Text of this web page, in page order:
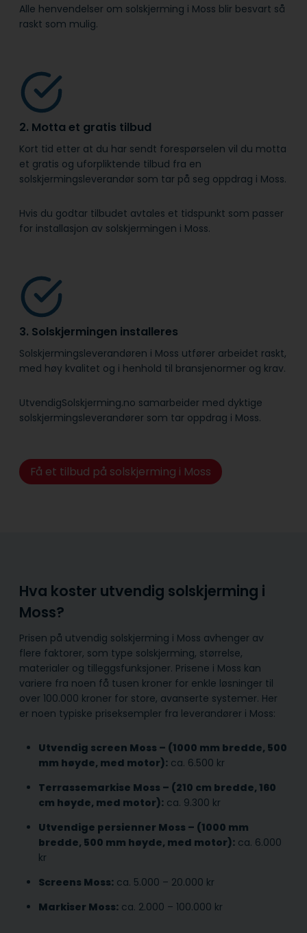
Alle henvendelser om solskjerming i Moss blir besvart så
raskt som mulig.
2. Motta et gratis tilbud
Kort tid etter at du har sendt forespørselen vil du motta
et gratis og uforpliktende tilbud fra en
solskjermingsleverandør som tar på seg oppdrag i Moss.
Hvis du godtar tilbudet avtales et tidspunkt som passer
for installasjon av solskjermingen i Moss.
3. Solskjermingen installeres
Solskjermingsleverandøren i Moss utfører arbeidet raskt,
med høy kvalitet og i henhold til bransje­normer og krav.
UtvendigSolskjerming.no samarbeider med dyktige
solskjermingsleverandører som tar oppdrag i Moss.
Få et tilbud på solskjerming i Moss
Hva koster utvendig solskjerming i
Moss?
Prisen på utvendig solskjerming i Moss avhenger av
flere faktorer, som type solskjerming, størrelse,
materialer og tilleggsfunksjoner. Prisene i Moss kan
variere fra noen få tusen kroner for enkle løsninger til
over 100.000 kroner for store, avanserte systemer. Her
er noen typiske priseksempler fra leverandører i Moss:
Utvendig screen Moss – (1000 mm bredde, 500
mm høyde, med motor): ca. 6.500 kr
Terrassemarkise Moss – (210 cm bredde, 160
cm høyde, med motor): ca. 9.300 kr
Utvendige persienner Moss – (1000 mm
bredde, 500 mm høyde, med motor): ca. 6.000
kr
Screens Moss: ca. 5.000 – 20.000 kr
Markiser Moss: ca. 2.000 – 100.000 kr